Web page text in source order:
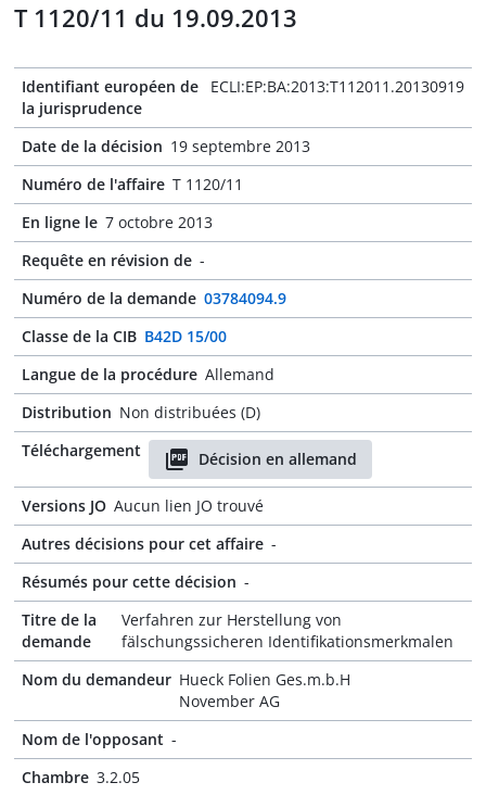
T 1120/11 du 19.09.2013
Identifiant européen de
la jurisprudence
ECLI:EP:BA:2013:T112011.20130919
Date de la décision 19 septembre 2013
Numéro de l'affaire T 1120/11
En ligne le 7 octobre 2013
Requête en révision de -
Numéro de la demande 03784094.9
Classe de la CIB B42D 15/00
Langue de la procédure Allemand
Distribution Non distribuées (D)
Téléchargement
Décision en allemand
Versions JO Aucun lien JO trouvé
Autres décisions pour cet affaire -
Résumés pour cette décision -
Titre de la
demande
Verfahren zur Herstellung von
fälschungssicheren Identifikationsmerkmalen
Nom du demandeur Hueck Folien Ges.m.b.H
November AG
Nom de l'opposant -
Chambre 3.2.05